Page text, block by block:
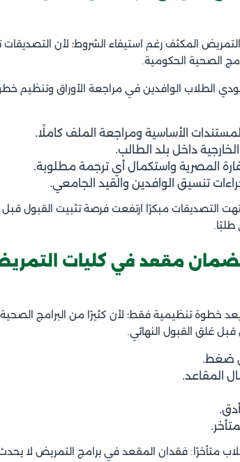
المكثف رغم استيفاء الشروط؛ لأن التصديقات
الصحية الحكومية.
الطلاب الوافدين في مراجعة الأوراق وتنظيم
الأساسية ومراجعة الملف كاملًا.
داخل بلد الطالب.
المصرية واستكمال أي ترجمة مطلوبة.
تنسيق الوافدين والقيد الجامعي.
التصديقات مبكرًا ارتفعت فرصة تثبيت القبول قبل
لضمان مقعد في كليات
خطوة تنظيمية فقط؛ لأن كثيرًا من البرامج
غلق القبول النهائي.
ضغط.
المقاعد.
متأخرًا: فقدان المقعد في برامج التمريض لا